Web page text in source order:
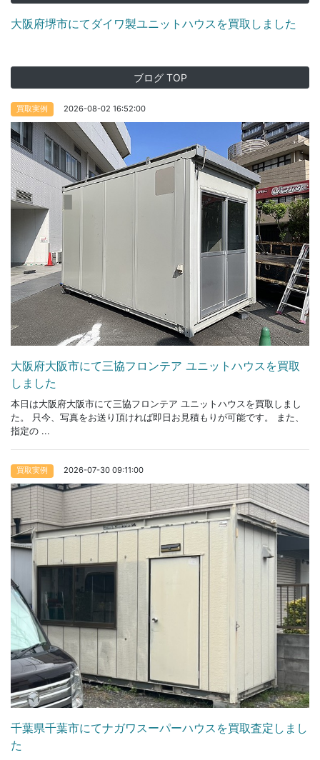
大阪府堺市にてダイワ製ユニットハウスを買取しました
ブログ TOP
買取実例 2026-08-02 16:52:00
大阪府大阪市にて三協フロンテア ユニットハウスを買取
しました
本日は大阪府大阪市にて三協フロンテア ユニットハウスを買取しまし
た。 只今、写真をお送り頂ければ即日お見積もりが可能です。 また、
指定の ...
買取実例 2026-07-30 09:11:00
千葉県千葉市にてナガワスーパーハウスを買取査定しまし
た